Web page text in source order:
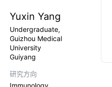
Yuxin Yang
Undergraduate,
Guizhou Medical
University
Guiyang
研究方向
Immunology